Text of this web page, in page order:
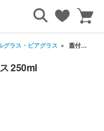
グラス・ビアグラス 蓋付ダブルウォール耐熱グラス 250ml
250ml